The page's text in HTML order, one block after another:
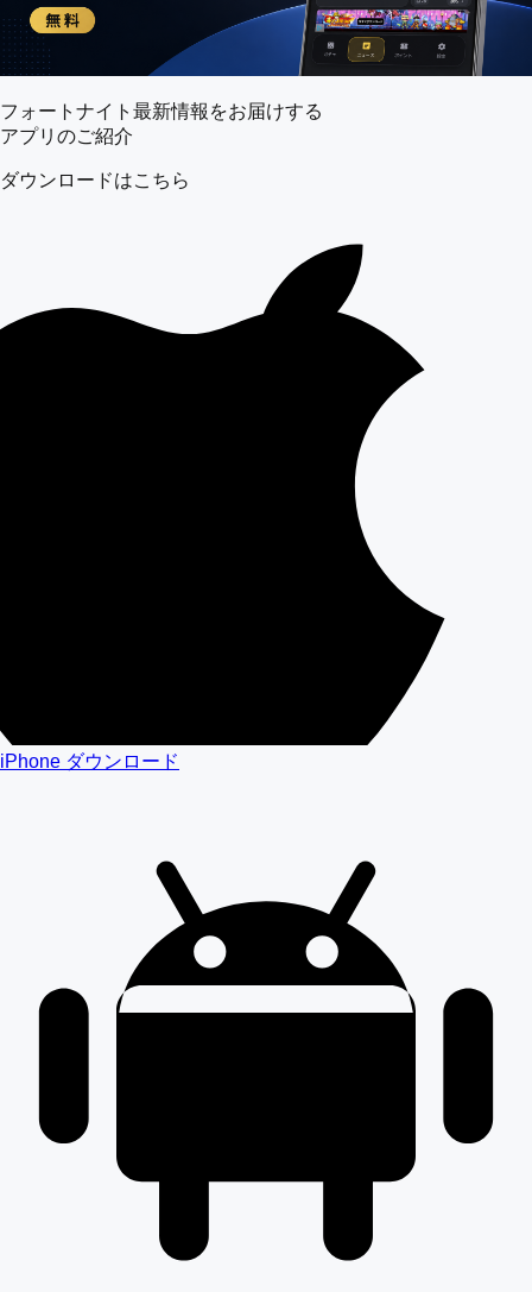
フォートナイト最新情報をお届けする
アプリのご紹介
ダウンロードはこちら
iPhone ダウンロード